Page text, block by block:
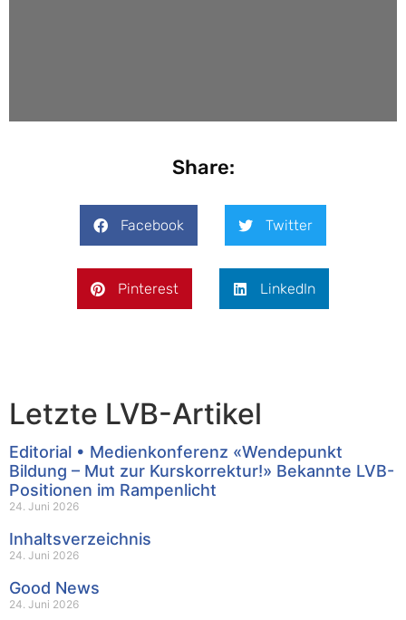
Share:
Facebook Twitter
Pinterest LinkedIn
Letzte LVB-Artikel
Editorial • Medienkonferenz «Wendepunkt
Bildung – Mut zur Kurskorrektur!» Bekannte LVB-
Positionen im Rampenlicht
24. Juni 2026
Inhaltsverzeichnis
24. Juni 2026
Good News
24. Juni 2026